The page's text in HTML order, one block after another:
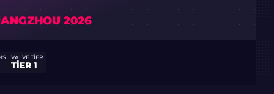
2026
VALVE TIER
TIER 1